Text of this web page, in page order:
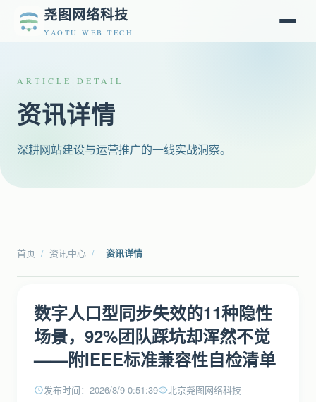
尧图网络科技
YAOTU WEB TECH
ARTICLE DETAIL
资讯详情
深耕网站建设与运营推广的一线实战洞察。
首页 / 资讯中心 / 资讯详情
数字人口型同步失效的11种隐性
场景，92%团队踩坑却浑然不觉
——附IEEE标准兼容性自检清单
发布时间：2026/8/9 0:51:39 北京尧图网络科技